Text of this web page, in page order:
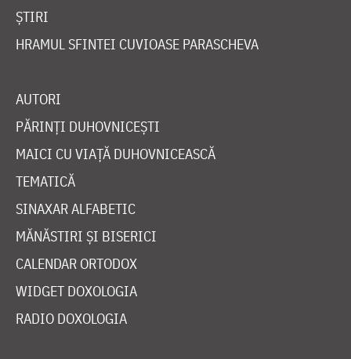
ȘTIRI
HRAMUL SFINTEI CUVIOASE PARASCHEVA
AUTORI
PĂRINȚI DUHOVNICEȘTI
MAICI CU VIAȚĂ DUHOVNICEASCĂ
TEMATICĂ
SINAXAR ALFABETIC
MĂNĂSTIRI ȘI BISERICI
CALENDAR ORTODOX
WIDGET DOXOLOGIA
RADIO DOXOLOGIA